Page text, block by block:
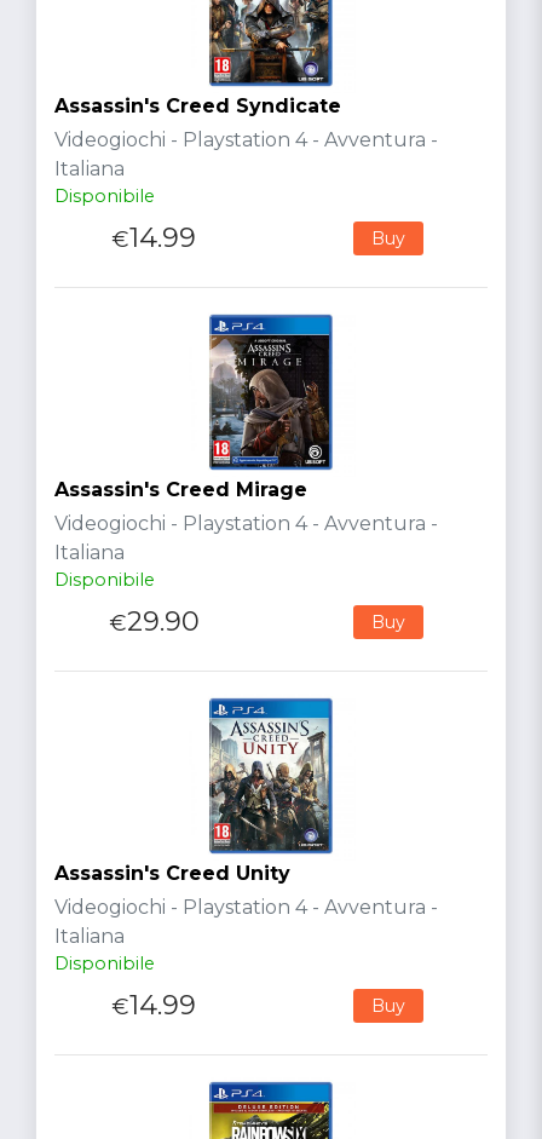
Assassin's Creed Syndicate
Videogiochi - Playstation 4 - Avventura -
Italiana
Disponibile
€14.99 Buy
Assassin's Creed Mirage
Videogiochi - Playstation 4 - Avventura -
Italiana
Disponibile
€29.90 Buy
Assassin's Creed Unity
Videogiochi - Playstation 4 - Avventura -
Italiana
Disponibile
€14.99 Buy